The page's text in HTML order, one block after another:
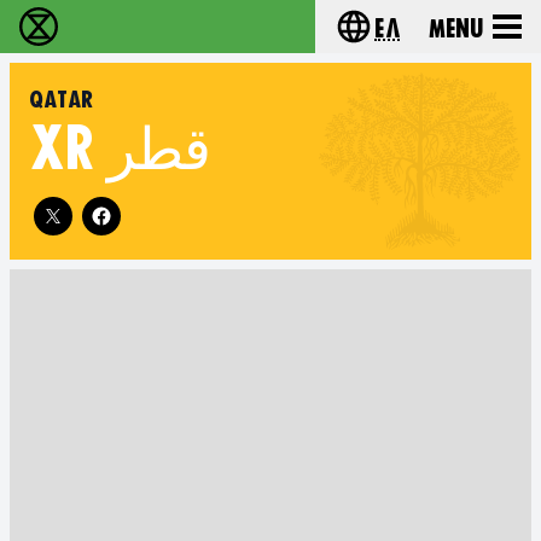
Extinction Rebellion - Home Choose your
Ελ Menu
QATAR
XR قطر
Follow XR Qatar on